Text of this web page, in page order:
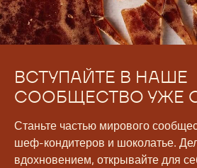
ВСТУПАЙТЕ В НАШЕ
СООБЩЕСТВО УЖЕ
Станьте частью мирового
шеф-кондитеров и шоколатье.
вдохновением, открывайте для